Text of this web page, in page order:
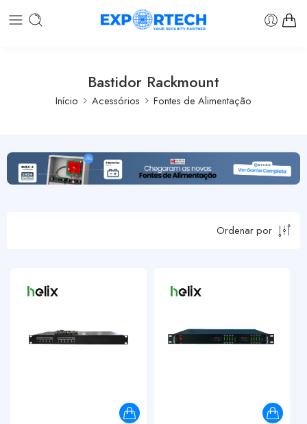
Bastidor Rackmount
Início Acessórios Fontes de Alimentação
Ordenar por